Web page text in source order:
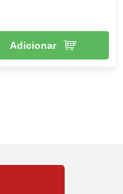
Adicionar